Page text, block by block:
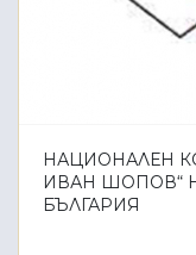
НАЦИОНАЛЕН
ИВАН ШОПОВ“
БЪЛГАРИЯ